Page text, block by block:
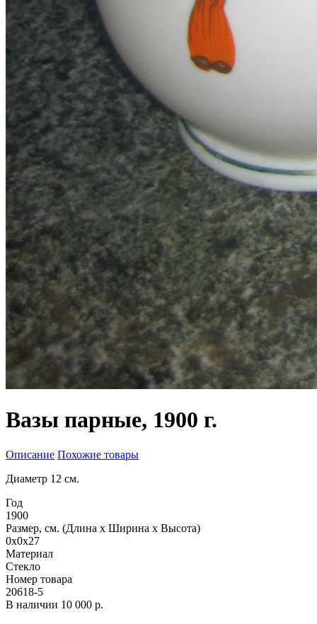
Вазы парные, 1900 г.
Описание Похожие товары
Диаметр 12 см.
Год
1900
Размер, см. (Длина х Ширина х Высота)
0x0x27
Материал
Стекло
Номер товара
20618-5
В наличии 10 000 р.